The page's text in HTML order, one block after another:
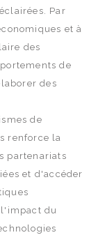
Par
et à
des
de
des
de
renforce la
partenariats
et d'accéder
l'impact du